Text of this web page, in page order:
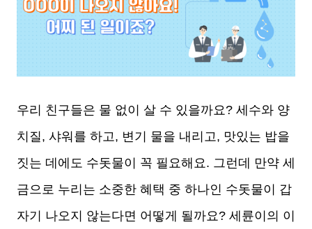
우리 친구들은 물 없이 살 수 있을까요? 세수와 양
치질, 샤워를 하고, 변기 물을 내리고, 맛있는 밥을
짓는 데에도 수돗물이 꼭 필요해요. 그런데 만약 세
금으로 누리는 소중한 혜택 중 하나인 수돗물이 갑
자기 나오지 않는다면 어떻게 될까요? 세륜이의 이